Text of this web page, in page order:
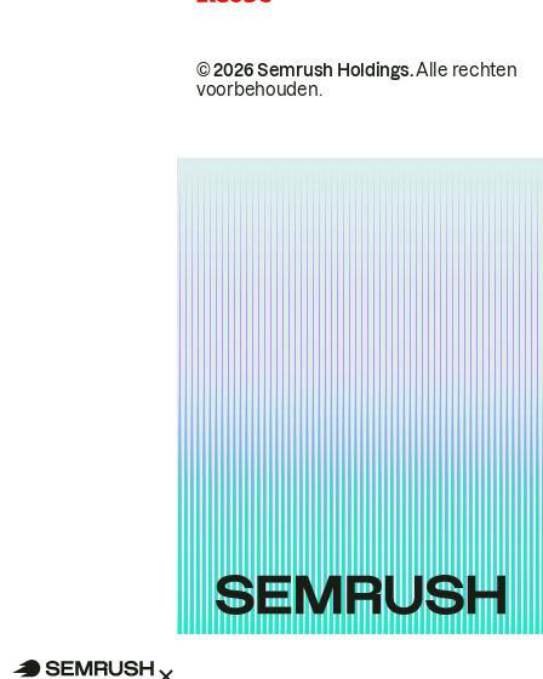
© 2026 Semrush Holdings.Alle rechten
voorbehouden.